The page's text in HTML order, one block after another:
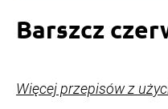
Barszcz
Więcej przepisów z